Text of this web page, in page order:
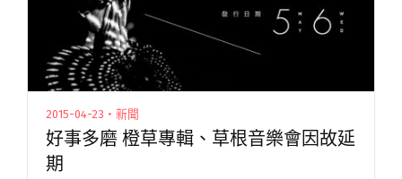
2015-04-23・新聞
好事多磨 橙草專輯、草根音樂會因故延
期